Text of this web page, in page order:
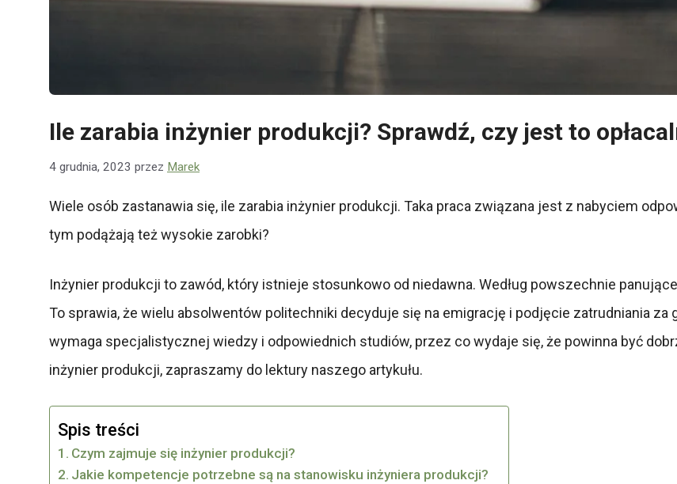
Ile zarabia inżynier produkcji? Sprawdź, czy jest to
4 grudnia, 2023 przez Marek
Wiele osób zastanawia się, ile zarabia inżynier produkcji. Taka praca związana jest z nabyciem
tym podążają też wysokie zarobki?
Inżynier produkcji to zawód, który istnieje stosunkowo od niedawna. Według powszechnie
To sprawia, że wielu absolwentów politechniki decyduje się na emigrację i podjęcie zatrudniania za
wymaga specjalistycznej wiedzy i odpowiednich studiów, przez co wydaje się, że powinna być
inżynier produkcji, zapraszamy do lektury naszego artykułu.
Spis treści
Czym zajmuje się inżynier produkcji?
Jakie kompetencje potrzebne są na stanowisku inżyniera produkcji?